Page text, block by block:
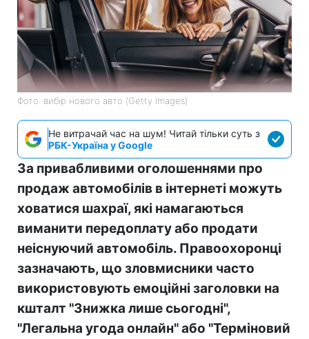
Фото: вибір нового авто (Getty Images)
Не витрачай час на шум! Читай тільки суть з
РБК-Україна у Google
За привабливими оголошеннями про
продаж автомобілів в інтернеті можуть
ховатися шахраї, які намагаються
виманити передоплату або продати
неіснуючий автомобіль. Правоохоронці
зазначають, що зловмисники часто
використовують емоційні заголовки на
кшталт "Знижка лише сьогодні",
"Легальна угода онлайн" або "Терміновий